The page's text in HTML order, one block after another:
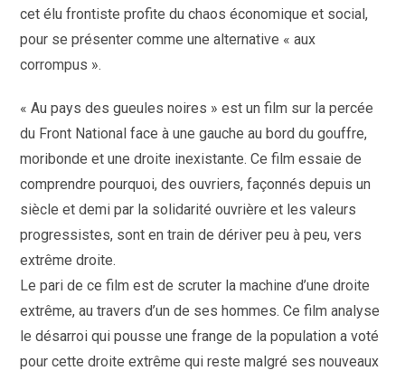
cet élu frontiste profite du chaos économique et social,
pour se présenter comme une alternative « aux
corrompus ».
« Au pays des gueules noires » est un film sur la percée
du Front National face à une gauche au bord du gouffre,
moribonde et une droite inexistante. Ce film essaie de
comprendre pourquoi, des ouvriers, façonnés depuis un
siècle et demi par la solidarité ouvrière et les valeurs
progressistes, sont en train de dériver peu à peu, vers
extrême droite.
Le pari de ce film est de scruter la machine d’une droite
extrême, au travers d’un de ses hommes. Ce film analyse
le désarroi qui pousse une frange de la population a voté
pour cette droite extrême qui reste malgré ses nouveaux